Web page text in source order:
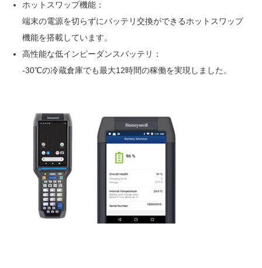
ホットスワップ機能：
端末の電源を切らずにバッテリ交換ができるホットスワップ
機能を搭載しています。
高性能な低インピーダンスバッテリ：
-30℃の冷蔵倉庫でも最大12時間の稼働を実現しました。